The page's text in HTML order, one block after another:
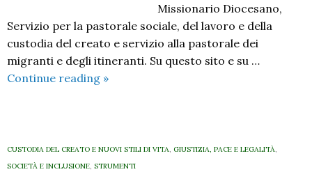
Missionario Diocesano,
Servizio per la pastorale sociale, del lavoro e della
custodia del creato e servizio alla pastorale dei
migranti e degli itineranti. Su questo sito e su …
Continue reading Provocati
al
mondo.
»
CUSTODIA DEL CREATO E NUOVI STILI DI VITA, GIUSTIZIA, PACE E LEGALITÀ,
SOCIETÀ E INCLUSIONE, STRUMENTI